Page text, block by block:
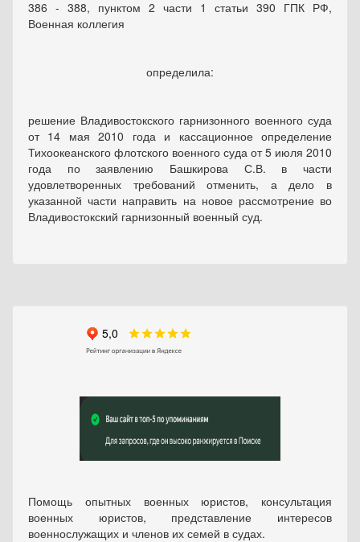
386 - 388, пунктом 2 части 1 статьи 390 ГПК РФ,
Военная коллегия
определила:
решение Владивостокского гарнизонного военного суда
от 14 мая 2010 года и кассационное определение
Тихоокеанского флотского военного суда от 5 июля 2010
года по заявлению Башкирова С.В. в части
удовлетворенных требований отменить, а дело в
указанной части направить на новое рассмотрение во
Владивостокский гарнизонный военный суд.
Помощь опытных военных юристов, консультация
военных юристов, представление интересов
военнослужащих и членов их семей в судах.